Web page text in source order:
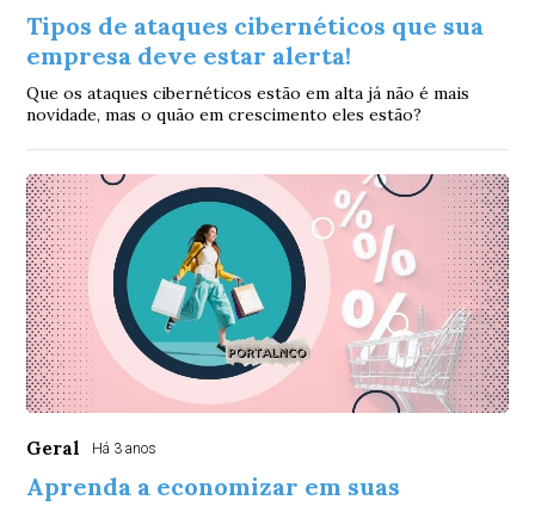
Tipos de ataques cibernéticos que sua
empresa deve estar alerta!
Que os ataques cibernéticos estão em alta já não é mais
novidade, mas o quão em crescimento eles estão?
Geral Há 3 anos
Aprenda a economizar em suas